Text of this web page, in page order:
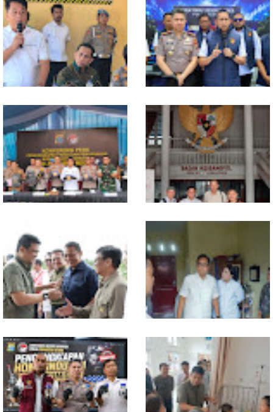
Polresta Deliserdang
Musnahkan 1,2 Kilo Gram
Sabu-sabu: Tiga Tersangka
Gagal Edarkan Ribuan Dosis
Narkoba
Polda Sumut Bongkar Sindikat
Scamming Internasional di
Apartemen Medan, Korban
Rugi Rp6,7 Miliar
Selama 300 Hari, Polrestabes
Medan Tangkap 1.434
Tersangka Narkoba
MIO Indonesia Sumut Resmi
Daftarkan Organisasi ke
Kesbangpol, Langkah Awal
Perkuat Profesionalisme
Media Online
Komisi D DPRDSU Ikut Gubsu
Bobby Nasution Berkantor di
Nias
Walikota Medan Nonaktifkan
Lurah Aur, Rico Waas : Tak Ada
Toleransi bagi Penyalahgunaan
Wewenang